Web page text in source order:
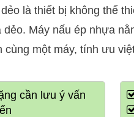
là thiết bị không thể
dẻo. Máy nấu ép nhựa
cùng một máy, tính ưu
cần lưu ý vấn